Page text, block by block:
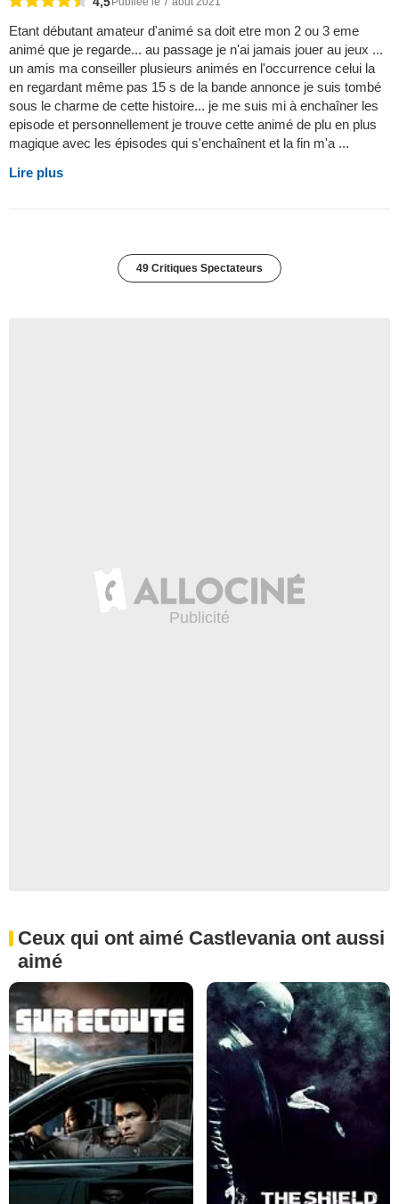
Etant débutant amateur d'animé sa doit etre mon 2 ou 3 eme
animé que je regarde... au passage je n'ai jamais jouer au jeux ...
un amis ma conseiller plusieurs animés en l'occurrence celui la
en regardant même pas 15 s de la bande annonce je suis tombé
sous le charme de cette histoire... je me suis mi à enchaîner les
episode et personnellement je trouve cette animé de plu en plus
magique avec les épisodes qui s'enchaînent et la fin m'a ...
Lire plus
49 Critiques Spectateurs
Ceux qui ont aimé Castlevania ont aussi
aimé